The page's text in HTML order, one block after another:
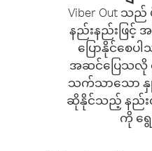
Viber Out
နည်းနည်းဖြင့် အ
ပြောနိုင်စေ
အဆင်ပြေသလို ပ
သက်သာသော နှုန်
ဆိုနိုင်သည့် နည်း
ကို ရွေ